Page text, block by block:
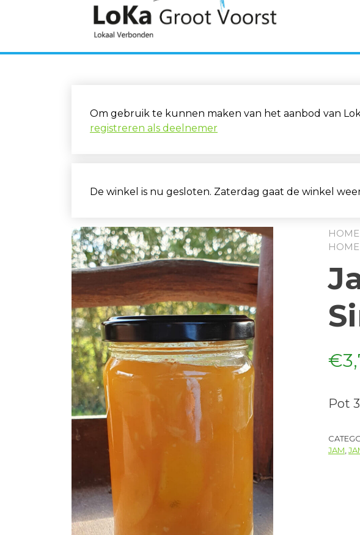
Om gebruik te kunnen maken van het aanbod van
registreren als deelnemer
De winkel is nu gesloten. Zaterdag gaat de winkel
HOME
€
Pot
JAM